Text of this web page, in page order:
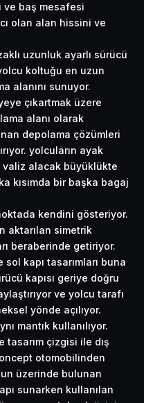
ve baş mesafesi
olan alan hissini ve
uzunluk ayarlı sürücü
koltuğu en uzun
alanını sunuyor.
çıkartmak üzere
alanı olarak
depolama çözümleri
yolcuların ayak
alacak büyüklükte
kısımda bir başka bagaj
kendini gösteriyor.
aktarılan simetrik
beraberinde getiriyor.
kapı tasarımları buna
kapısı geriye doğru
ve yolcu tarafı
yönde açılıyor.
mantık kullanılıyor.
tasarım çizgisi ile dış
otomobilinden
üzerinde bulunan
sunarken kullanılan